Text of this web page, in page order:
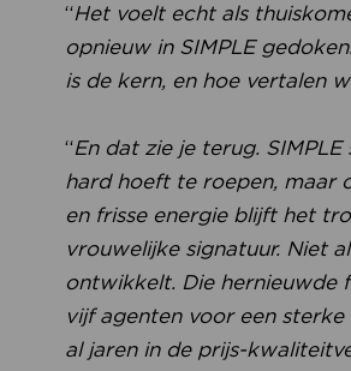
“Het voelt echt als
opnieuw in SIMPLE
is de kern, en hoe vertalen
“En dat zie je terug.
hard hoeft te roepen, maar
en frisse energie blijft het
vrouwelijke signatuur. Niet
ontwikkelt. Die hernieuwde
vijf agenten voor een sterke
al jaren in de prijs-